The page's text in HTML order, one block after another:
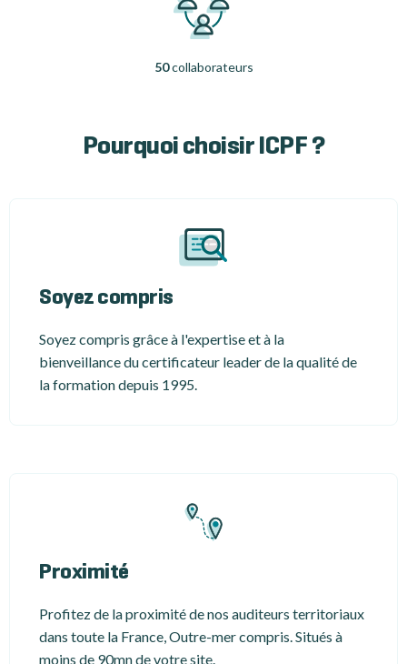
50collaborateurs
Pourquoi choisir ICPF ?
Soyez compris
Soyez compris grâce à l'expertise et à la
bienveillance du certificateur leader de la qualité de
la formation depuis 1995.
Proximité
Profitez de la proximité de nos auditeurs territoriaux
dans toute la France, Outre-mer compris. Situés à
moins de 90mn de votre site.